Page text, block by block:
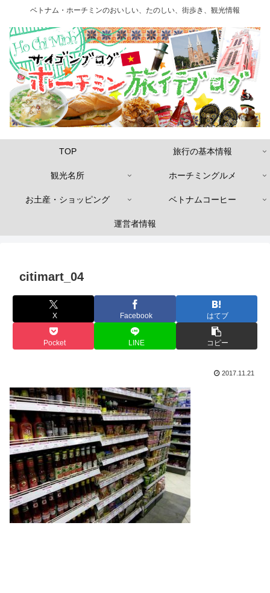
ベトナム・ホーチミンのおいしい、たのしい、街歩き、観光情報
TOP 旅行の基本情報
観光名所 ホーチミングルメ
お土産・ショッピング ベトナムコーヒー
運営者情報
citimart_04
X Facebook はてブ
Pocket LINE コピー
2017.11.21